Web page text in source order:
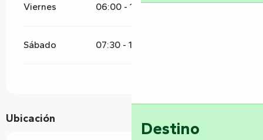
Destino
Viernes 06:00 - 19:30
Sábado 07:30 - 18:00
Ubicación